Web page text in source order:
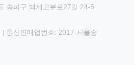
송파구 백제고분로27길 24-5
통신판매업번호: 2017-서울송